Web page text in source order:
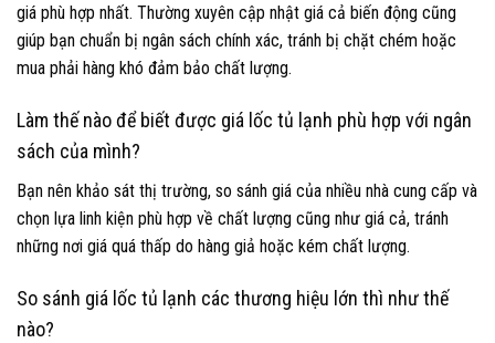
giá phù hợp nhất. Thường xuyên cập nhật giá cả biến động cũng
giúp bạn chuẩn bị ngân sách chính xác, tránh bị chặt chém hoặc
mua phải hàng khó đảm bảo chất lượng.
Làm thế nào để biết được giá lốc tủ lạnh phù hợp với ngân
sách của mình?
Bạn nên khảo sát thị trường, so sánh giá của nhiều nhà cung cấp và
chọn lựa linh kiện phù hợp về chất lượng cũng như giá cả, tránh
những nơi giá quá thấp do hàng giả hoặc kém chất lượng.
So sánh giá lốc tủ lạnh các thương hiệu lớn thì như thế
nào?